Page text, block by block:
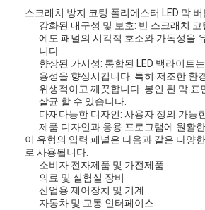
촉각으로 알 수 있는 멤브레인 스위치
FPC 멤브레인 스위치
방수 멤브레인 스위치
디지털 프린팅 망막 스위치
백라이트 멤브레인 스위치
그래픽 오버레이
의학 멤브레인 스위치
스크래치 방지 코팅 폴리에스터 LED 막
강화된 내구성 및 보호: 반 스크래치
에도 패널의 시각적 호소와 가독성을
니다.
향상된 가시성: 통합된 LED 백라이트
용성을 향상시킵니다. 특히 저조한 환
위생적이고 깨끗합니다. 봉인 된 막 표
살균 할 수 있습니다.
다재다능한 디자인: 사용자 정의 가능
제품 디자인과 응용 프로그램에 원활
이 유형의 입력 패널은 다음과 같은 다양
로 사용됩니다.
소비자 전자제품 및 가전제품
의료 및 실험실 장비
산업용 제어장치 및 기계
자동차 및 교통 인터페이스